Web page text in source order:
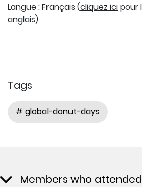
Langue : Français (cliquez icipour
anglais)
Tags
# global-donut-days
Members who